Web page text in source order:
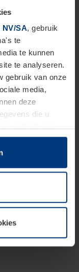
NV/SA, gebruik
te
te kunnen
te analyseren.
gebruik van onze
media,
deze
die u
op uw
alle andere
Uw
uitleg van de